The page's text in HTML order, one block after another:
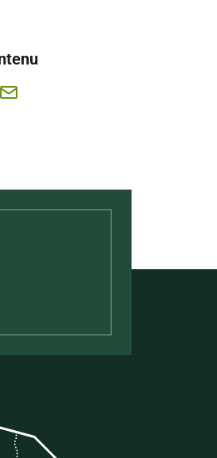
(nouvelle fenêtre)
X / Twitter (nouvelle fenêtre)
sur WhatsApp
Partager par mail